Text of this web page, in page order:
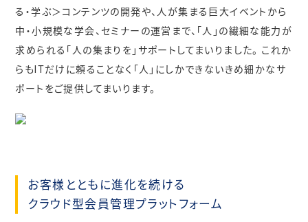
る・学ぶ＞コンテンツの開発や、人が集まる巨大イベントから
中・小規模な学会、セミナーの運営まで、「人」の繊細な能力が
求められる「人の集まりを」サポートしてまいりました。 これか
らもITだけに頼ることなく「人」にしかできないきめ細かなサ
ポートをご提供してまいります。
お客様とともに進化を続ける
クラウド型会員管理プラットフォーム